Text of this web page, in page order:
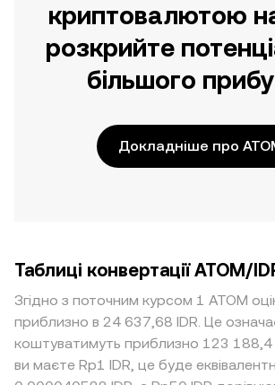
криптовалютою
розкрийте
більшого
Докладніше про
Таблиці конвертації ATOM/
Згідно з поточним курсом 1 ATOM
приблизно в 24 637,68 IDR. Це
коштуватимуть приблизно 123
ви маєте Rp1 IDR, це буде